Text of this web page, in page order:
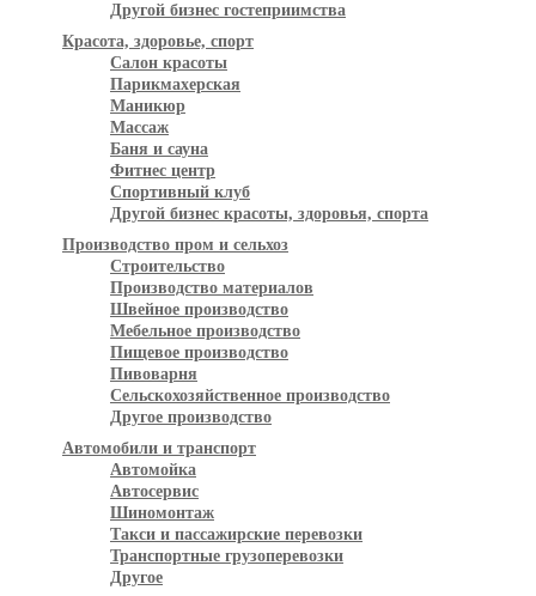
Другой бизнес гостеприимства
Красота, здоровье, спорт
Салон красоты
Парикмахерская
Маникюр
Массаж
Баня и сауна
Фитнес центр
Спортивный клуб
Другой бизнес красоты, здоровья, спорта
Производство пром и сельхоз
Строительство
Производство материалов
Швейное производство
Мебельное производство
Пищевое производство
Пивоварня
Сельскохозяйственное производство
Другое производство
Автомобили и транспорт
Автомойка
Автосервис
Шиномонтаж
Такси и пассажирские перевозки
Транспортные грузоперевозки
Другое